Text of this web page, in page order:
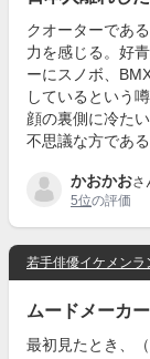
クオーターであ
力を感じる。好
ーにスノボ、
しているという
顔の裏側に冷た
不思議な方である
かおかおさ
5位の評価
若手俳優イケメンラ
ムードメーカー
最初見たとき、